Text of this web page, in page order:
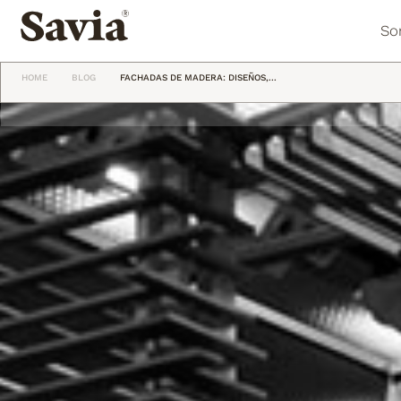
HOME BLOG FACHADAS DE MADERA: DISEÑOS,...